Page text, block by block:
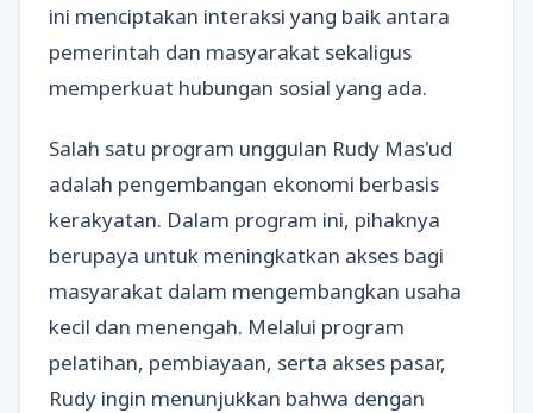
ini menciptakan interaksi yang baik antara
pemerintah dan masyarakat sekaligus
memperkuat hubungan sosial yang ada.
Salah satu program unggulan Rudy Mas'ud
adalah pengembangan ekonomi berbasis
kerakyatan. Dalam program ini, pihaknya
berupaya untuk meningkatkan akses bagi
masyarakat dalam mengembangkan usaha
kecil dan menengah. Melalui program
pelatihan, pembiayaan, serta akses pasar,
Rudy ingin menunjukkan bahwa dengan